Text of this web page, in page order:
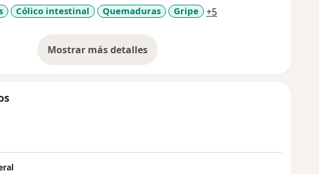
Cólico intestinal Quemaduras Gripe +5a11y_sr_more_diseases
Mostrar más detalles
sobre la experiencia